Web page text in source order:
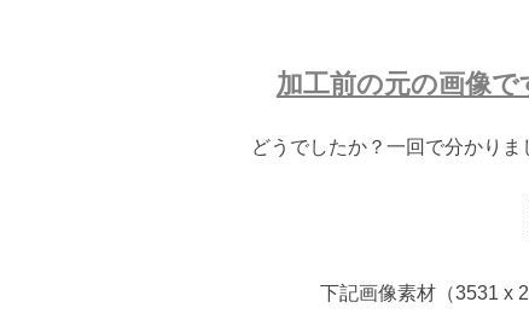
加工前の元の画像で
どうでしたか？一回で分かりま
下記画像素材（3531 x